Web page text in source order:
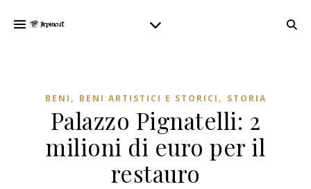
BENI , BENI ARTISTICI E STORICI , STORIA
Palazzo Pignatelli: 2
milioni di euro per il
restauro